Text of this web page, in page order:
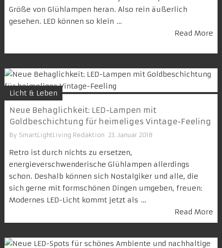
Größe von Glühlampen heran. Also rein äußerlich
gesehen. LED können so klein …
Read More
Licht & Leben
Neue Behaglichkeit: LED-Lampen mit
Goldbeschichtung für heimeliges Vintage-Feeling
By SmartLightLiving Redaktion 23. Januar 2018
Retro ist durch nichts zu ersetzen,
energieverschwenderische Glühlampen allerdings
schon. Deshalb können sich Nostalgiker und alle, die
sich gerne mit formschönen Dingen umgeben, freuen:
Modernes LED-Licht kommt jetzt als …
Read More